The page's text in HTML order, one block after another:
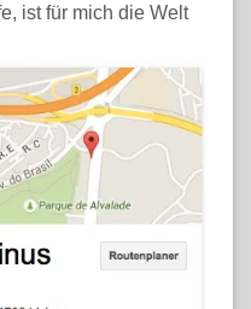
ist für mich die Welt